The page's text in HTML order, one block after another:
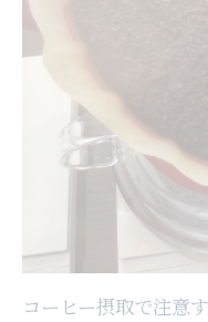
コーヒーの
カフェイン
短時間の過剰
自分の体質に
胃荒れや貧血を
コーヒーで
鉄分吸収阻
貧血予防と
体調に配慮し
コーヒー摂取で注意